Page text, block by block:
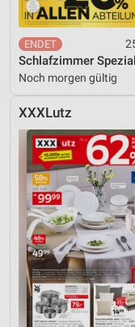
Schlafzimmer Spezial
Noch morgen gültig
XXXLutz